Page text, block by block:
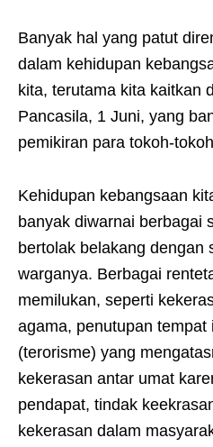
Banyak hal yang patut
dalam kehidupan
kita, terutama kita kaitkan
Pancasila, 1 Juni, yang
pemikiran para tokoh-
Kehidupan kebangsaan
banyak diwarnai berbagai
bertolak belakang dengan
warganya. Berbagai
memilukan, seperti
agama, penutupan
(terorisme) yang
kekerasan antar umat
pendapat, tindak
kekerasan dalam